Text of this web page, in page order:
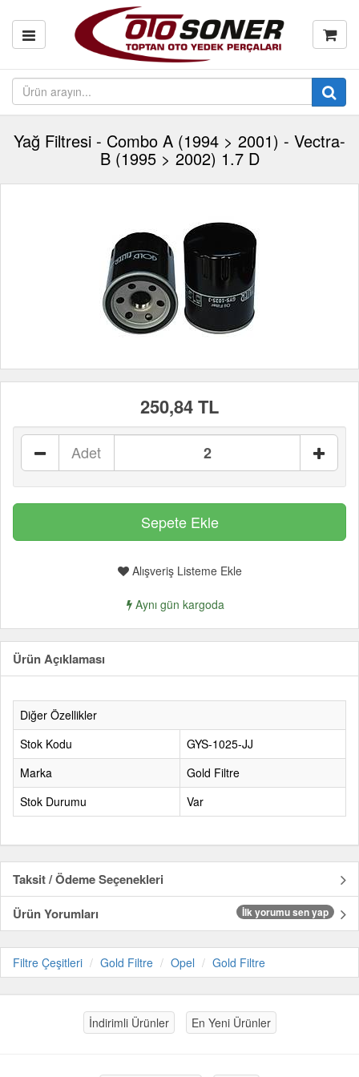
Yağ Filtresi - Combo A (1994 > 2001) - Vectra-
B (1995 > 2002) 1.7 D
250,84 TL
Adet
Alışveriş Listeme Ekle
Aynı gün kargoda
Ürün Açıklaması
Diğer Özellikler
Stok Kodu
GYS-1025-JJ
Marka
Gold Filtre
Stok Durumu
Var
Taksit / Ödeme Seçenekleri
Ürün Yorumları
İlk yorumu sen yap
Filtre Çeşitleri Gold Filtre Opel Gold Filtre
İndirimli Ürünler En Yeni Ürünler